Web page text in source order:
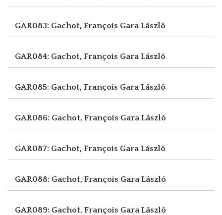
GAR083: Gachot, François Gara László
GAR084: Gachot, François Gara László
GAR085: Gachot, François Gara László
GAR086: Gachot, François Gara László
GAR087: Gachot, François Gara László
GAR088: Gachot, François Gara László
GAR089: Gachot, François Gara László